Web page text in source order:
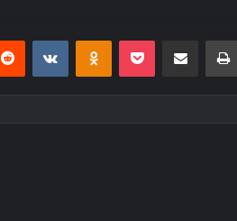
Reddit VKontakteOdnoklassniki
Pocket E-Posta ile paylaş